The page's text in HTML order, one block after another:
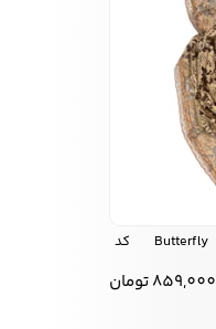
روسری زنانه باترفلای Butterfly کد
859,000تومان